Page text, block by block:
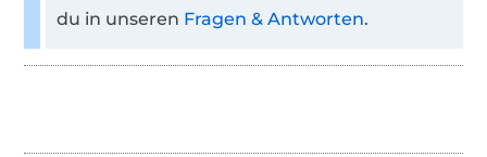
du in unseren Fragen & Antworten.